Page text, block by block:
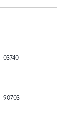
03740
90703